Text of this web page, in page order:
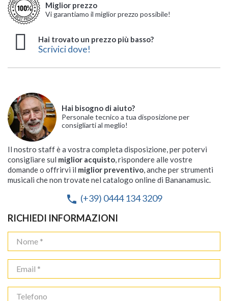
Miglior prezzo
Vi garantiamo il miglior prezzo possibile!
Hai trovato un prezzo più basso?
Scrivici dove!
Hai bisogno di aiuto?
Personale tecnico a tua disposizione per
consigliarti al meglio!
Il nostro staff è a vostra completa disposizione, per potervi
consigliare sul miglior acquisto, rispondere alle vostre
domande o offrirvi il miglior preventivo, anche per strumenti
musicali che non trovate nel catalogo online di Bananamusic.
phone (+39) 0444 134 3209
RICHIEDI INFORMAZIONI